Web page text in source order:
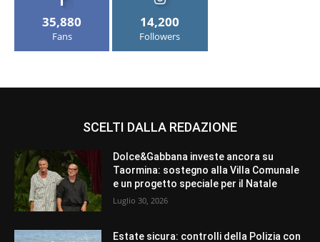
35,880
Fans
14,200
Followers
SCELTI DALLA REDAZIONE
Dolce&Gabbana investe ancora su
Taormina: sostegno alla Villa Comunale
e un progetto speciale per il Natale
Luglio 30, 2026
Estate sicura: controlli della Polizia con